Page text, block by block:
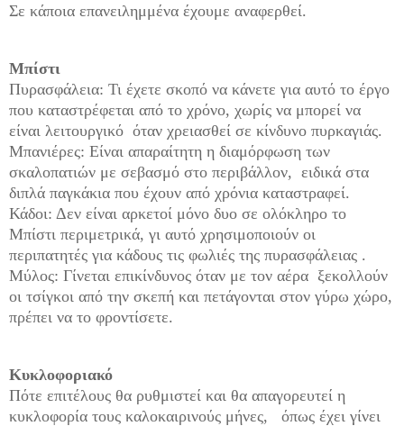
Σε κάποια επανειλημμένα έχουμε αναφερθεί.
Μπίστι
Πυρασφάλεια: Τι έχετε σκοπό να κάνετε για αυτό το έργο
που καταστρέφεται από το χρόνο, χωρίς να μπορεί να
είναι λειτουργικό όταν χρειασθεί σε κίνδυνο πυρκαγιάς.
Μπανιέρες: Είναι απαραίτητη η διαμόρφωση των
σκαλοπατιών με σεβασμό στο περιβάλλον, ειδικά στα
διπλά παγκάκια που έχουν από χρόνια καταστραφεί.
Κάδοι: Δεν είναι αρκετοί μόνο δυο σε ολόκληρο το
Μπίστι περιμετρικά, γι αυτό χρησιμοποιούν οι
περιπατητές για κάδους τις φωλιές της πυρασφάλειας .
Μύλος: Γίνεται επικίνδυνος όταν με τον αέρα ξεκολλούν
οι τσίγκοι από την σκεπή και πετάγονται στον γύρω χώρο,
πρέπει να το φροντίσετε.
Κυκλοφοριακό
Πότε επιτέλους θα ρυθμιστεί και θα απαγορευτεί η
κυκλοφορία τους καλοκαιρινούς μήνες, όπως έχει γίνει